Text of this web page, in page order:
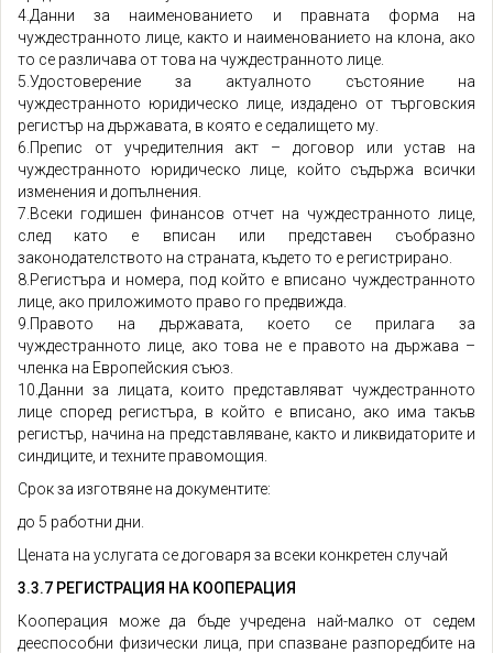
4.Данни за наименованието и правната форма на
чуждестранното лице, както и наименованието на клона, ако
то се различава от това на чуждестранното лице.
5.Удостоверение за актуалното състояние на
чуждестранното юридическо лице, издадено от търговския
регистър на държавата, в която е седалището му.
6.Препис от учредителния акт – договор или устав на
чуждестранното юридическо лице, който съдържа всички
изменения и допълнения.
7.Всеки годишен финансов отчет на чуждестранното лице,
след като е вписан или представен съобразно
законодателството на страната, където то е регистрирано.
8.Регистъра и номера, под който е вписано чуждестранното
лице, ако приложимото право го предвижда.
9.Правото на държавата, което се прилага за
чуждестранното лице, ако това не е правото на държава –
членка на Европейския съюз.
10.Данни за лицата, които представляват чуждестранното
лице според регистъра, в който е вписано, ако има такъв
регистър, начина на представляване, както и ликвидаторите и
синдиците, и техните правомощия.
Срок за изготвяне на документите:
до 5 работни дни.
Цената на услугата се договаря за всеки конкретен случай
3.3.7 РЕГИСТРАЦИЯ НА КООПЕРАЦИЯ
Кооперация може да бъде учредена най-малко от седем
дееспособни физически лица, при спазване разпоредбите на